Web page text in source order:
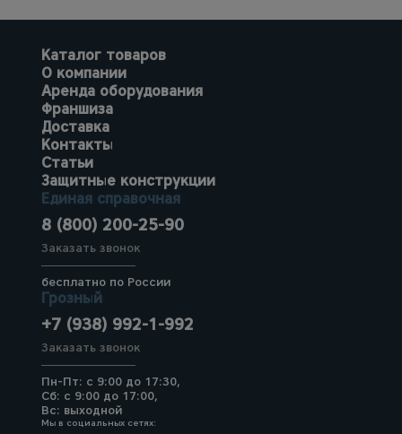
Каталог товаров
О компании
Аренда оборудования
Франшиза
Доставка
Контакты
Статьи
Защитные конструкции
Единая справочная
8 (800) 200-25-90
Заказать звонок
бесплатно по России
Грозный
+7 (938) 992-1-992
Заказать звонок
Пн-Пт: с 9:00 до 17:30,
Сб: с 9:00 до 17:00,
Вс: выходной
Мы в социальных сетях: